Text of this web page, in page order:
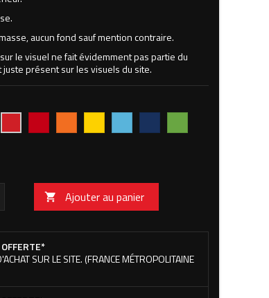
aucun fond sauf mention contraire.
le visuel ne fait évidemment pas partie du
présent sur les visuels du site.
Rouge
vif
Rouge
foncé
OrangeJaune Bleu
clair
foncé
Vert
pomme
 Ajouter au panier
SUR LE SITE. (FRANCE MÉTROPOLITAINE